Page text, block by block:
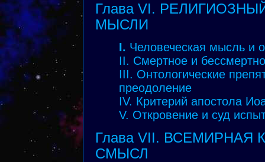
Глава VI.
МЫСЛИ
I. Человеческая мысль и
II. Смертное и
III. Онтологические
преодоление
IV. Критерий апостола
V. Откровение и суд
Глава VII.
СМЫСЛ